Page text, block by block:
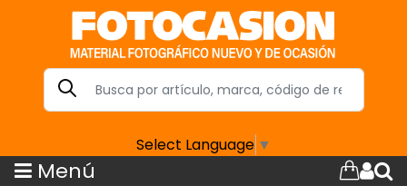
Select Language ▼
Menú